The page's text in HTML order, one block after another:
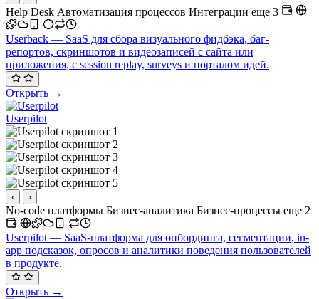
Help Desk Автоматизация процессов Интеграции еще 3
Userback — SaaS для сбора визуального фидбэка, баг-
репортов, скриншотов и видеозаписей с сайта или
приложения, с session replay, surveys и порталом идей.
Открыть →
Userpilot
‹ ›
No-code платформы Бизнес-аналитика Бизнес-процессы еще 2
Userpilot — SaaS-платформа для онбординга, сегментации, in-
app подсказок, опросов и аналитики поведения пользователей
в продукте.
Открыть →